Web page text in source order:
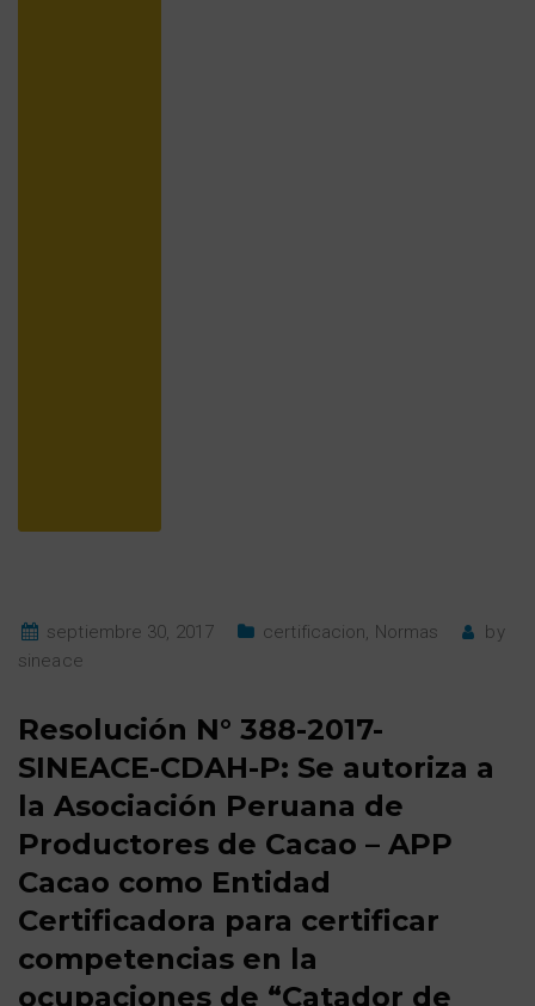
septiembre 30, 2017 certificacion, Normas
by
sineace
Resolución N° 388-2017-
SINEACE-CDAH-P: Se autoriza a
la Asociación Peruana de
Productores de Cacao – APP
Cacao como Entidad
Certificadora para certificar
competencias en la
ocupaciones de “Catador de